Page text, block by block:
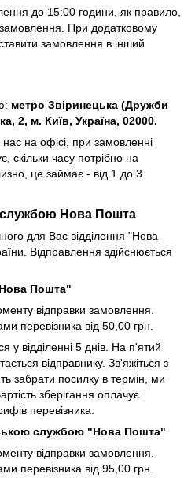
до 15:00 години, як правило,
При додатковому
замовлення в інший
метро Звіринецька (Дружби
2, м. Київ, Україна, 02000.
на офісі, при замовленні
скільки часу потрібно на
це займає - від 1 до 3
Нова Пошта
для Вас відділення "Нова
Відправлення здійснюється
Пошта"
відправки замовлення.
перевізника від 50,00 грн.
у відділенні 5 днів. На п'ятий
відправнику. Зв'яжіться з
забрати посилку в термін, ми
зберігання оплачує
перевізника.
службою "Нова Пошта"
відправки замовлення.
перевізника від 95,00 грн.